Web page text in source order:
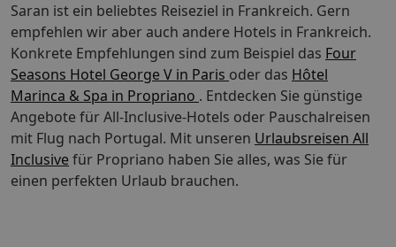
Saran ist ein beliebtes Reiseziel in Frankreich. Gern
empfehlen wir aber auch andere Hotels in Frankreich.
Konkrete Empfehlungen sind zum Beispiel das Four
Seasons Hotel George V in Paris oder das Hôtel
Marinca & Spa in Propriano . Entdecken Sie günstige
Angebote für All-Inclusive-Hotels oder Pauschalreisen
mit Flug nach Portugal. Mit unseren Urlaubsreisen All
Inclusivefür Propriano haben Sie alles, was Sie für
einen perfekten Urlaub brauchen.